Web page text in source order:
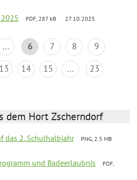
PDF, 287 kB 27.10.2025
... 6 7 8
9
13 14 15 ... 23
dem Hort Zscherndorf
das 2. Schulhalbjahr
PNG, 2.5 MB
und Badeerlaubnis
PDF,